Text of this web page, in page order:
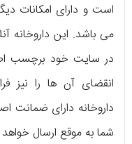
است و دارای امکانات
می ‌باشد. این داروخانه
در سایت خود برچسب
انقضای آن ها را نیز
داروخانه دارای
شما به موقع ارسال